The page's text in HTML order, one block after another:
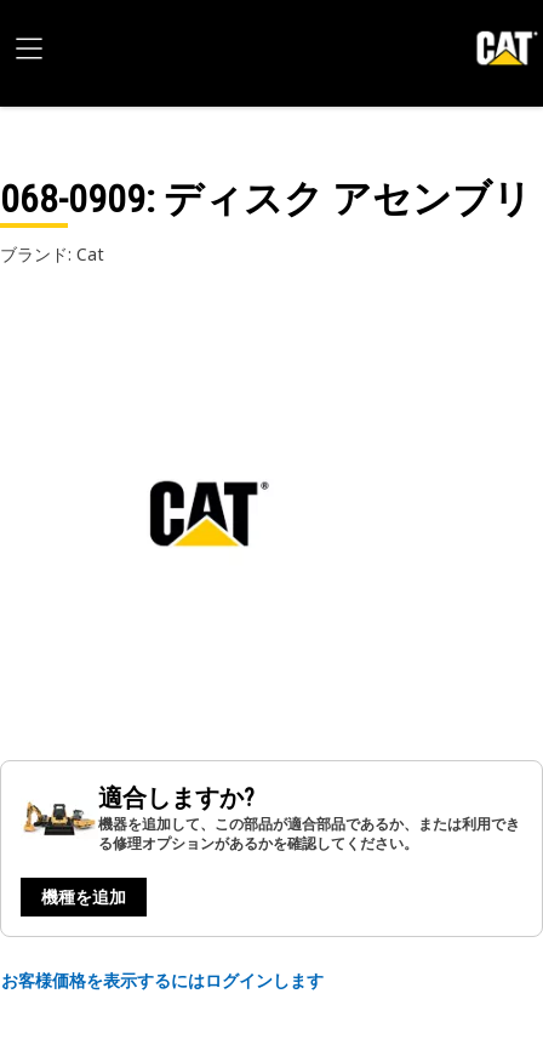
068-0909: ディスク アセンブリ
ブランド: Cat
適合しますか?
機器を追加して、この部品が適合部品であるか、または利用でき
る修理オプションがあるかを確認してください。
機種を追加
お客様価格を表示するにはログインします